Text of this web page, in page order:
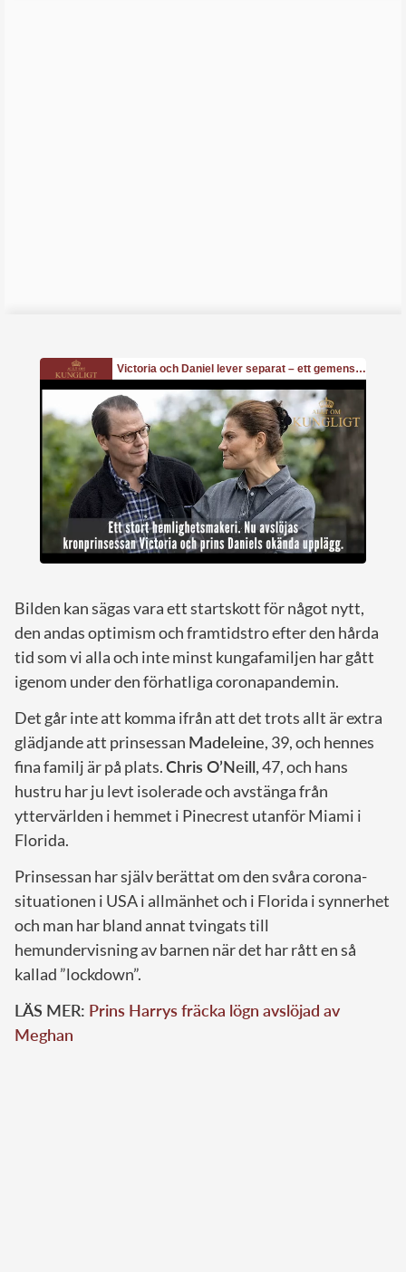
Bilden kan sägas vara ett startskott för något nytt,
den andas optimism och framtidstro efter den hårda
tid som vi alla och inte minst kungafamiljen har gått
igenom under den förhatliga coronapandemin.
Det går inte att komma ifrån att det trots allt är extra
glädjande att prinsessan Madeleine, 39, och hennes
fina familj är på plats.Chris O’Neill,47, och hans
hustru har ju levt isolerade och avstänga från
yttervärlden i hemmet i Pinecrest utanför Miami i
Florida.
Prinsessan har själv berättat om den svåra corona-
situationen i USA i allmänhet och i Florida i synnerhet
och man har bland annat tvingats till
hemundervisning av barnen när det har rått en så
kallad ”lockdown”.
LÄS MER: Prins Harrys fräcka lögn avslöjad av
Meghan